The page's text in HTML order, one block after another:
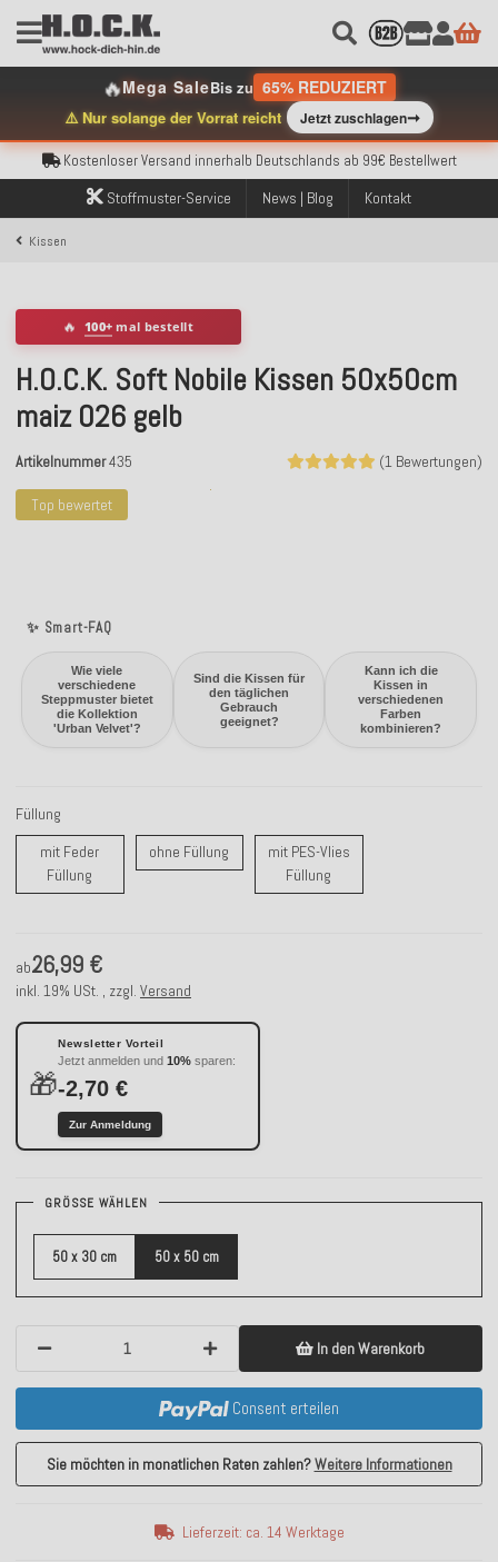
🔥Mega SaleBis zu 65% REDUZIERT
⚠️ Nur solange der Vorrat reicht Jetzt zuschlagen➞
Kostenloser Versand innerhalb Deutschlands ab 99€ Bestellwert
Über 120.000 erfolgreich versendete Bestellungen
Sicher bezahlen mit Klarna, PayPal & Amazon Pay
Kostenloser Versand innerhalb Deutschlands ab 99€ Bestellwert
Über 120.000 erfolgreich versendete Bestellungen
Stoffmuster-Service News | Blog Kontakt
Kissen
Top bewertet
✨ Smart-FAQ
Wie viele
verschiedene
Steppmuster bietet
die Kollektion
'Urban Velvet'?
Sind die Kissen für
den täglichen
Gebrauch
geeignet?
Kann ich die
Kissen in
verschiedenen
Farben
kombinieren?
🔥 100+ mal bestellt
H.O.C.K. Soft Nobile Kissen 50x50cm
maiz 026 gelb
(1 Bewertungen)
Artikelnummer435
Füllung
mit Feder
Füllung mit Feder Füllung
ohne Füllung ohne Füllung
mit PES-Vlies
Füllung
ab26,99 €
inkl. 19% USt. , zzgl. Versand
🎁
Newsletter Vorteil
Jetzt anmelden und 10% sparen:
-2,70 €
Zur Anmeldung
GRÖSSE WÄHLEN
50 x 30 cm 50 x 50 cm
In den Warenkorb
Consent erteilen
Sie möchten in monatlichen Raten zahlen?Weitere Informationen
Lieferzeit: ca. 14 Werktage